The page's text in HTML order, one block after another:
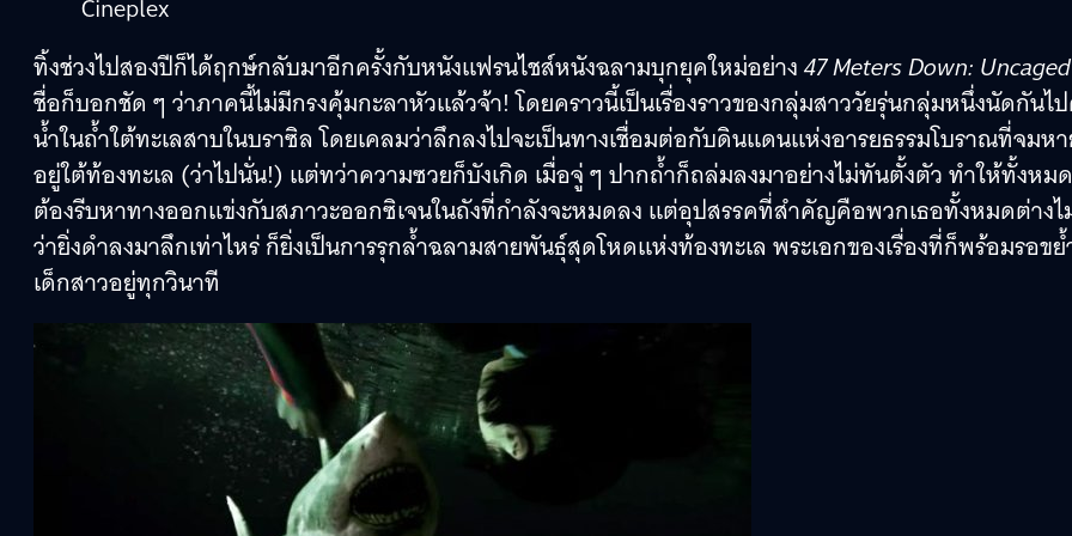
ทิ้งช่วงไปสองปีก็ได้ฤกษ์กลับมาอีกครั้งกับหนังแฟรนไชส์หนังฉลามบุกยุคใหม่อย่าง47 Meters Down: Uncaged
ชื่อก็บอกชัด ๆ ว่าภาคนี้ไม่มีกรงคุ้มกะลาหัวแล้วจ้า! โดยคราวนี้เป็นเรื่องราวของกลุ่มสาววัยรุ่นกลุ่มหนึ่งนัดกันไ
น้ำในถ้ำใต้ทะเลสาบในบราซิล โดยเคลมว่าลึกลงไปจะเป็นทางเชื่อมต่อกับดินแดนแห่งอารยธรรมโบราณที่จมห
อยู่ใต้ท้องทะเล (ว่าไปนั่น!) แต่ทว่าความซวยก็บังเกิด เมื่อจู่ ๆ ปากถ้ำก็ถล่มลงมาอย่างไม่ทันตั้งตัว ทำให้ทั้งหมด
ต้องรีบหาทางออกแข่งกับสภาวะออกซิเจนในถังที่กำลังจะหมดลง แต่อุปสรรคที่สำคัญคือพวกเธอทั้งหมดต่างไ
ว่ายิ่งดำลงมาลึกเท่าไหร่ ก็ยิ่งเป็นการรุกล้ำฉลามสายพันธุ์สุดโหดแห่งท้องทะเล พระเอกของเรื่องที่ก็พร้อมรอขย้
เด็กสาวอยู่ทุกวินาที